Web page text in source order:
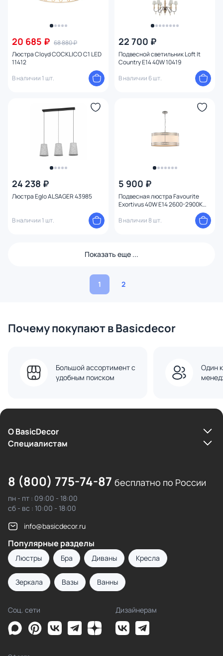
20 685 ₽ 68 880 ₽
Люстра Cloyd COCKLICO C1 LED
11412
В наличии 1 шт.
22 700 ₽
Подвесной светильник Loft It
Country E14 40W 10419
В наличии 6 шт.
24 238 ₽
Люстра Eglo ALSAGER 43985
В наличии 1 шт.
5 900 ₽
Подвесная люстра Favourite
Exortivus 40W E14 2600-2900К
В наличии 8 шт.
Показать еще ...
1 2
Почему покупают в Basicdecor
Большой ассортимент с
удобным поиском
Один
О BasicDecor
Cпециалистам
8 (800) 775-74-87 бесплатно по России
пн - пт : 09:00 - 18:00
сб - вс : 10:00 - 18:00
info@basicdecor.ru
Популярные разделы
Люстры Бра Диваны Кресла
Зеркала Вазы Ванны
Соц. сети Дизайнерам